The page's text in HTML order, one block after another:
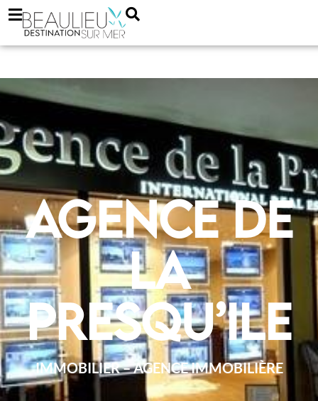
Agence de
la
Presqu’Ile
IMMOBILIER – AGENCE IMMOBILIÈRE